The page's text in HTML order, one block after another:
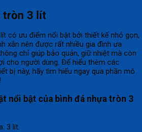
tròn 3 lít
có ưu điểm nổi bật bởi thiết kế nhỏ gọn,
xắn nên được rất nhiều gia đình ưa
chỉ giúp bảo quản, giữ nhiệt mà còn
cho người dùng. Để hiểu thêm các
bị này, hãy tìm hiểu ngay qua phần mô
nổi bật của bình đá nhựa tròn 3
3 lít.